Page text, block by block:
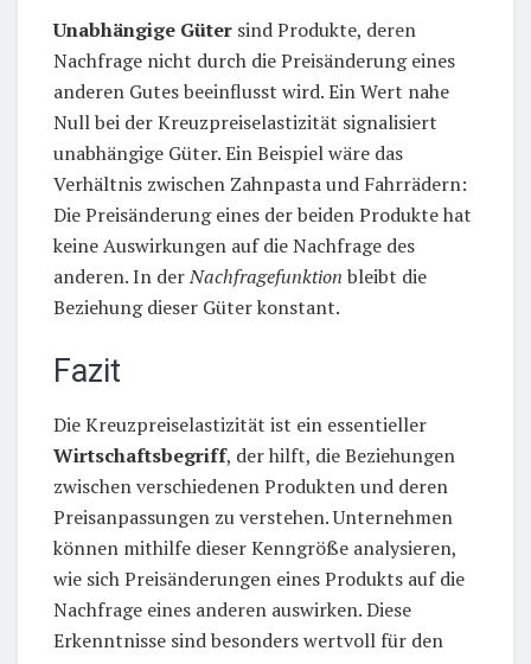
Unabhängige Güter sind Produkte, deren
Nachfrage nicht durch die Preisänderung eines
anderen Gutes beeinflusst wird. Ein Wert nahe
Null bei der Kreuzpreiselastizität signalisiert
unabhängige Güter. Ein Beispiel wäre das
Verhältnis zwischen Zahnpasta und Fahrrädern:
Die Preisänderung eines der beiden Produkte hat
keine Auswirkungen auf die Nachfrage des
anderen. In derNachfragefunktion bleibt die
Beziehung dieser Güter konstant.
Fazit
Die Kreuzpreiselastizität ist ein essentieller
Wirtschaftsbegriff, der hilft, die Beziehungen
zwischen verschiedenen Produkten und deren
Preisanpassungen zu verstehen. Unternehmen
können mithilfe dieser Kenngröße analysieren,
wie sich Preisänderungen eines Produkts auf die
Nachfrage eines anderen auswirken. Diese
Erkenntnisse sind besonders wertvoll für den